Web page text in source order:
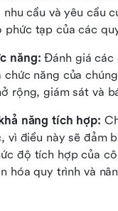
cầu và yêu cầu
tạp của các
năng: Đánh giá các
chức năng của
rộng, giám sát và
năng tích hợp:
vì điều này sẽ đảm
độ tích hợp của
hóa quy trình và